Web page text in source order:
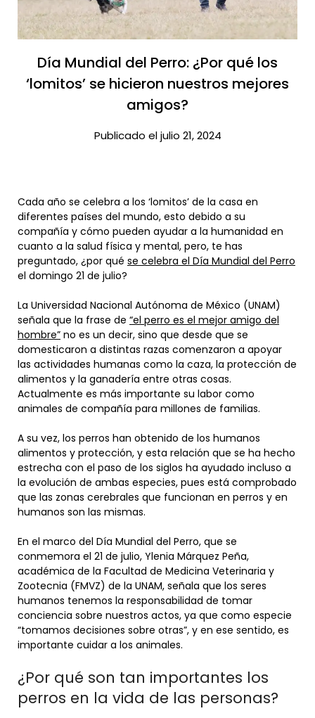
Día Mundial del Perro: ¿Por qué los
‘lomitos’ se hicieron nuestros mejores
amigos?​
Publicado el julio 21, 2024
Cada año se celebra a los ‘lomitos’ de la casa en
diferentes países del mundo, esto debido a su
compañía y cómo pueden ayudar a la humanidad en
cuanto a la salud física y mental, pero, te has
preguntado, ¿por qué se celebra el Día Mundial del Perro
el domingo 21 de julio?
La Universidad Nacional Autónoma de México (UNAM)
señala que la frase de “el perro es el mejor amigo del
hombre” no es un decir, sino que desde que se
domesticaron a distintas razas comenzaron a apoyar
las actividades humanas como la caza, la protección de
alimentos y la ganadería entre otras cosas.
Actualmente es más importante su labor como
animales de compañía para millones de familias.
A su vez, los perros han obtenido de los humanos
alimentos y protección, y esta relación que se ha hecho
estrecha con el paso de los siglos ha ayudado incluso a
la evolución de ambas especies, pues está comprobado
que las zonas cerebrales que funcionan en perros y en
humanos son las mismas.
En el marco del Día Mundial del Perro, que se
conmemora el 21 de julio, Ylenia Márquez Peña,
académica de la Facultad de Medicina Veterinaria y
Zootecnia (FMVZ) de la UNAM, señala que los seres
humanos tenemos la responsabilidad de tomar
conciencia sobre nuestros actos, ya que como especie
“tomamos decisiones sobre otras”, y en ese sentido, es
importante cuidar a los animales.
¿Por qué son tan importantes los
perros en la vida de las personas?